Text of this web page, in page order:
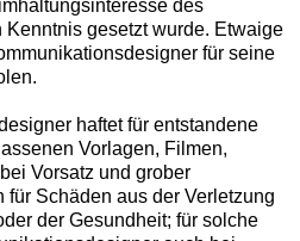
des
gesetzt wurde. Etwaige
für seine
haftet für entstandene
Vorlagen, Filmen,
Vorsatz und grober
für Schäden aus der Verletzung
der Gesundheit; für solche